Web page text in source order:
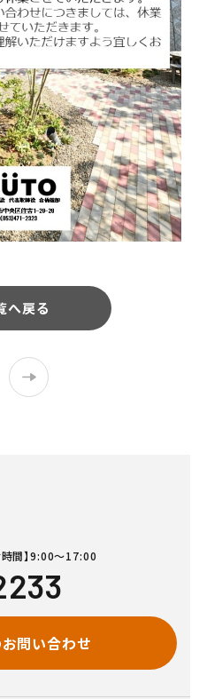
間】9:00〜17:00
問い合わせ
へ戻る
時間】9:00〜17:00
問い合わせ